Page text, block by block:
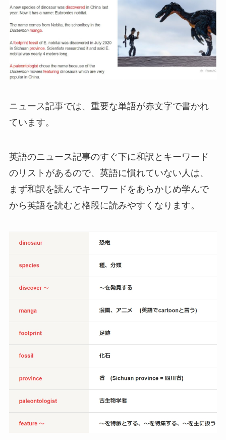
ニュース記事では、重要な単語が赤文字で書かれ
ています。
英語のニュース記事のすぐ下に和訳とキーワード
のリストがあるので、英語に慣れていない人は、
まず和訳を読んでキーワードをあらかじめ学んで
から英語を読むと格段に読みやすくなります。